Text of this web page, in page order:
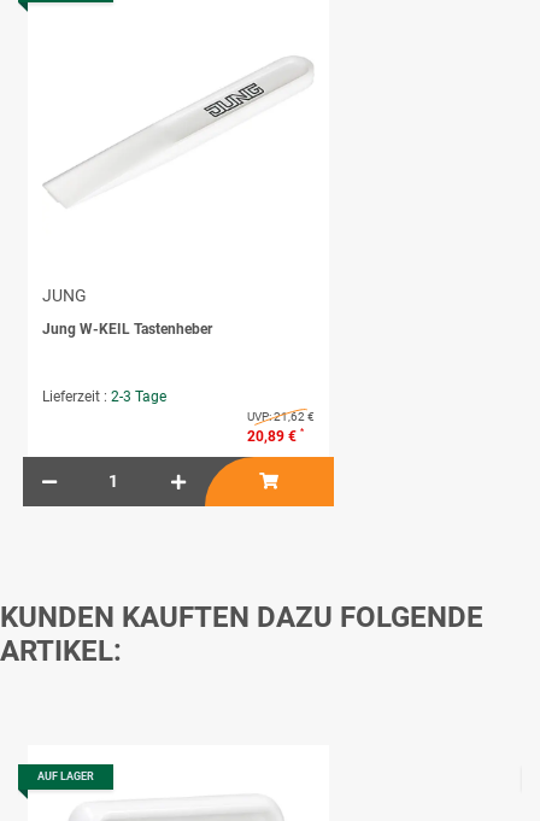
JUNG
Jung W-KEIL Tastenheber
Lieferzeit : 2-3 Tage
UVP:21,62 €
20,89 € *
KUNDEN KAUFTEN DAZU FOLGENDE
ARTIKEL:
AUF LAGER